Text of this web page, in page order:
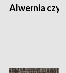
Alwernia